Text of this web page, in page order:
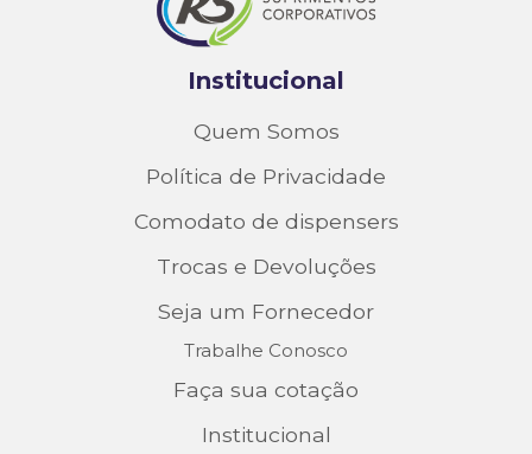
Institucional
Quem Somos
Política de Privacidade
Comodato de dispensers
Trocas e Devoluções
Seja um Fornecedor
Trabalhe Conosco
Faça sua cotação
Institucional